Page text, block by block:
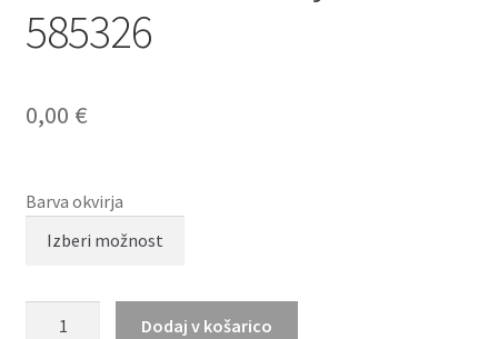
585326
0,00 €
Barva okvirja
Dodaj v košarico